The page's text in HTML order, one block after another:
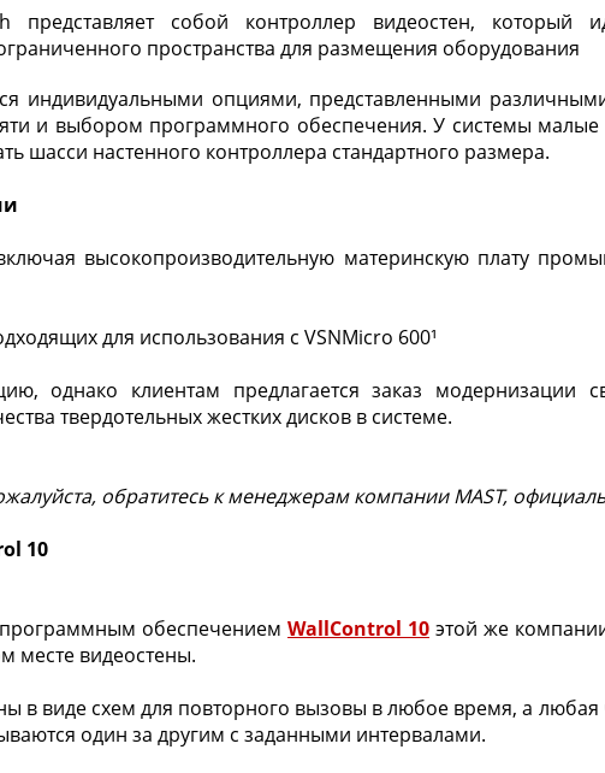
собой контроллер видеостен, который
пространства для размещения оборудования
индивидуальными опциями, представленными
и выбором программного обеспечения. У системы
шасси настенного контроллера стандартного размера.
высокопроизводительную материнскую плату
для использования с VSNMicro 600¹
однако клиентам предлагается заказ модернизации
твердотельных жестких дисков в системе.
обратитесь к менеджерам компании MAST,
10
обеспечением WallControl 10 этой же
месте видеостены.
в виде схем для повторного вызовы в любое время, а любая
один за другим с заданными интервалами.